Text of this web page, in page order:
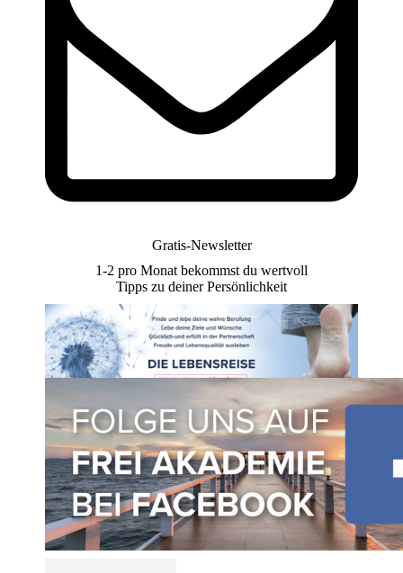
Gratis-Newsletter
1-2 pro Monat bekommst du wertvoll
Tipps zu deiner Persönlichkeit
Kundenstimmen